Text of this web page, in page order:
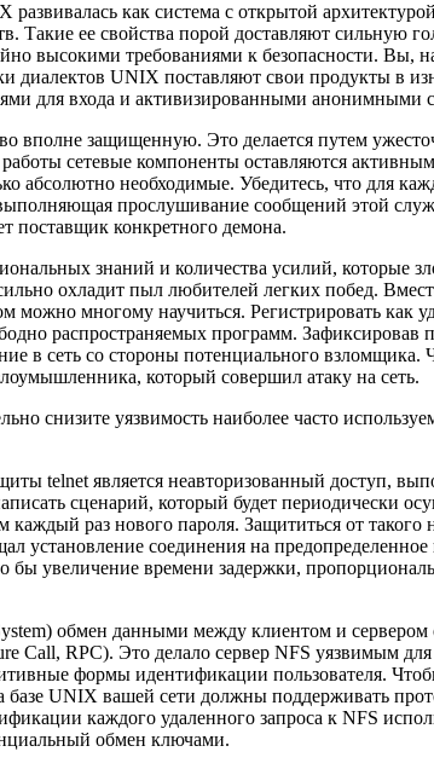
как система с открытой
Такие ее свойства порой доставляют сильную
высокими требованиями к безопасности. Вы,
диалектов UNIX поставляют свои продукты в
для входа и активизированными анонимными
вполне защищенную. Это делается путем
сетевые компоненты оставляются
абсолютно необходимые. Убедитесь, что для
прослушивание сообщений этой
поставщик конкретного демона.
знаний и количества усилий, которые
охладит пыл любителей легких побед.
многому научиться. Регистрировать как
распространяемых программ. Зафиксировав
в сеть со стороны потенциального
который совершил атаку на сеть.
снизите уязвимость наиболее часто
telnet является неавторизованный доступ,
сценарий, который будет периодически
каждый раз нового пароля. Защититься от
установление соединения на предопределенное
увеличение времени задержки,
обмен данными между клиентом и сервером
Call, RPC). Это делало сервер NFS уязвимым для
формы идентификации пользователя.
базе UNIX вашей сети должны поддерживать
каждого удаленного запроса к NFS
обмен ключами.